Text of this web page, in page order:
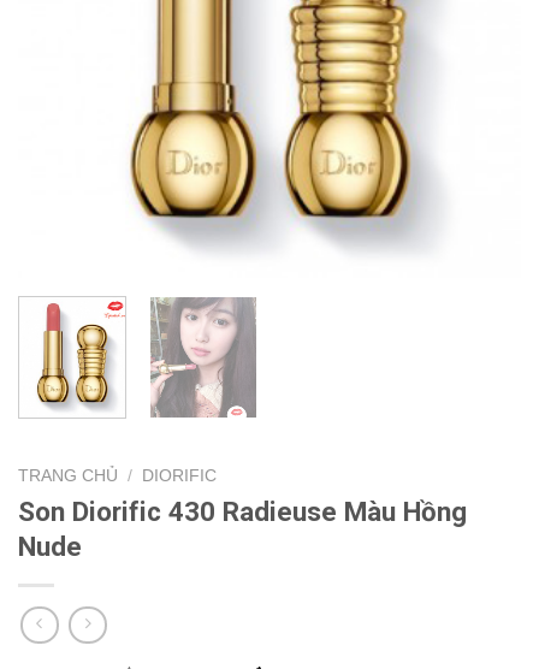
TRANG CHỦ / DIORIFIC
Son Diorific 430 Radieuse Màu Hồng
Nude